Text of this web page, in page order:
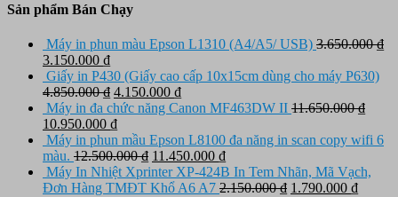
Sản phẩm Bán Chạy
Máy in phun màu Epson L1310 (A4/A5/ USB) 3.650.000₫
Giá
gốc
là:
3.650.000 ₫.
3.150.000 ₫Giá
hiện
tại
là:
3.150.000 ₫.
Giấy in P430 (Giấy cao cấp 10x15cm dùng cho máy P630)
4.850.000₫ Giá
gốc
là:
4.850.000 ₫.
4.150.000 ₫Giá
hiện
là:
4.150.000 ₫.
Máy in đa chức năng Canon MF463DW II 11.650.000₫
Giá
gốc
là:
11.650.000 ₫.
10.950.000 ₫Giá
hiện
tại
là:
10.950.000 ₫.
Máy in phun mầu Epson L8100 đa năng in scan copy wifi 6
màu. 12.500.000₫ Giá
gốc
là:
11.450.000 ₫Giá
hiện
tại
Máy In Nhiệt Xprinter XP-424B In Tem Nhãn, Mã Vạch,
Đơn Hàng TMĐT Khổ A6 A7 2.150.000₫ Giá
1.790.000 ₫Giá